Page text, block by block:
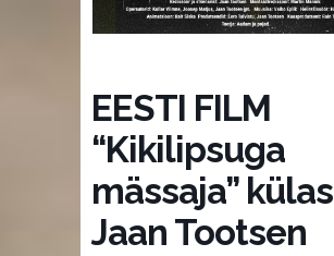
EESTI FILM
“Kikilipsuga
mässaja” külas
Jaan Tootsen